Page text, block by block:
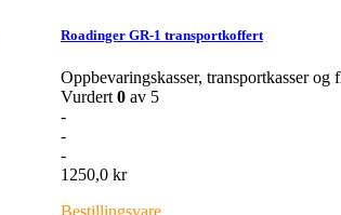
Roadinger GR-1 transportkoffert
Oppbevaringskasser, transportkasser og
Vurdert 0 av 5
-
-
-
1250,0 kr